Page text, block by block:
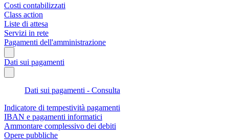
Costi contabilizzati
Class action
Liste di attesa
Servizi in rete
Pagamenti dell'amministrazione
Dati sui pagamenti
Dati sui pagamenti - Consulta
Indicatore di tempestività pagamenti
IBAN e pagamenti informatici
Ammontare complessivo dei debiti
Opere pubbliche